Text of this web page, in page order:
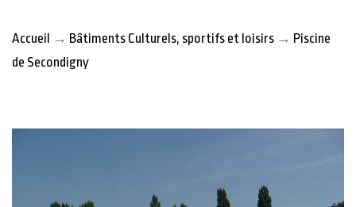
Accueil → Bâtiments Culturels, sportifs et loisirs → Piscine
de Secondigny